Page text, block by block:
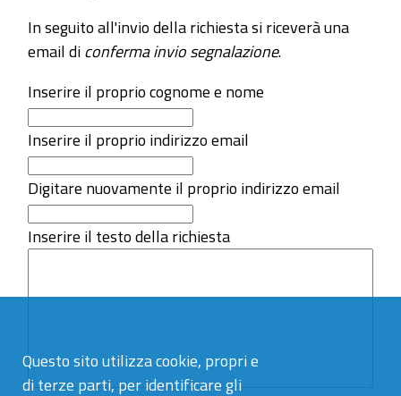
Questo sito utilizza cookie, propri e
di terze parti, per identificare gli
In seguito all'invio della richiesta si riceverà una
email diconferma invio segnalazione.
Inserire il proprio cognome e nome
Inserire il proprio indirizzo email
Digitare nuovamente il proprio indirizzo email
Inserire il testo della richiesta